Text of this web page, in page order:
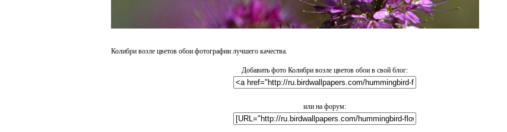
Колибри возле цветов обои фотографии лучшего качества.
Добавить фото Колибри возле цветов обои в свой блог:
или на форум: